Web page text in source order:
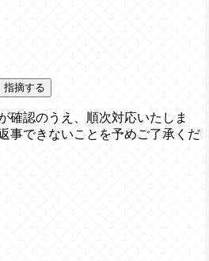
指摘する
確認のうえ、順次対応いたしま
事できないことを予めご了承くだ